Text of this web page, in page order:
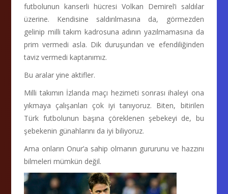
futbolunun kanserli hücresi Volkan Demirel’i saldılar
üzerine. Kendisine saldırılmasına da, görmezden
gelinip milli takım kadrosuna adının yazılmamasına da
prim vermedi asla. Dik duruşundan ve efendiliğinden
taviz vermedi kaptanımız.
Bu aralar yine aktifler.
Milli takımın İzlanda maçı hezimeti sonrası ihaleyi ona
yıkmaya çalışanları çok iyi tanıyoruz. Biten, bitirilen
Türk futbolunun başına çöreklenen şebekeyi de, bu
şebekenin günahlarını da iyi biliyoruz.
Ama onların Onur’a sahip olmanın gururunu ve hazzını
bilmeleri mümkün değil.